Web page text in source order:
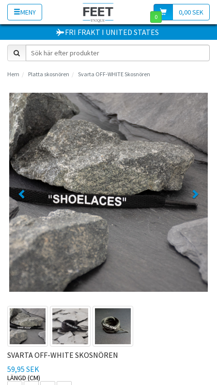
MENY 0,00 SEK
0
FRI FRAKT I UNITED STATES
Hem Platta skosnören Svarta OFF-WHITE Skosnören
Previous Next
SVARTA OFF-WHITE SKOSNÖREN
59,95 SEK
LÄNGD (CM)